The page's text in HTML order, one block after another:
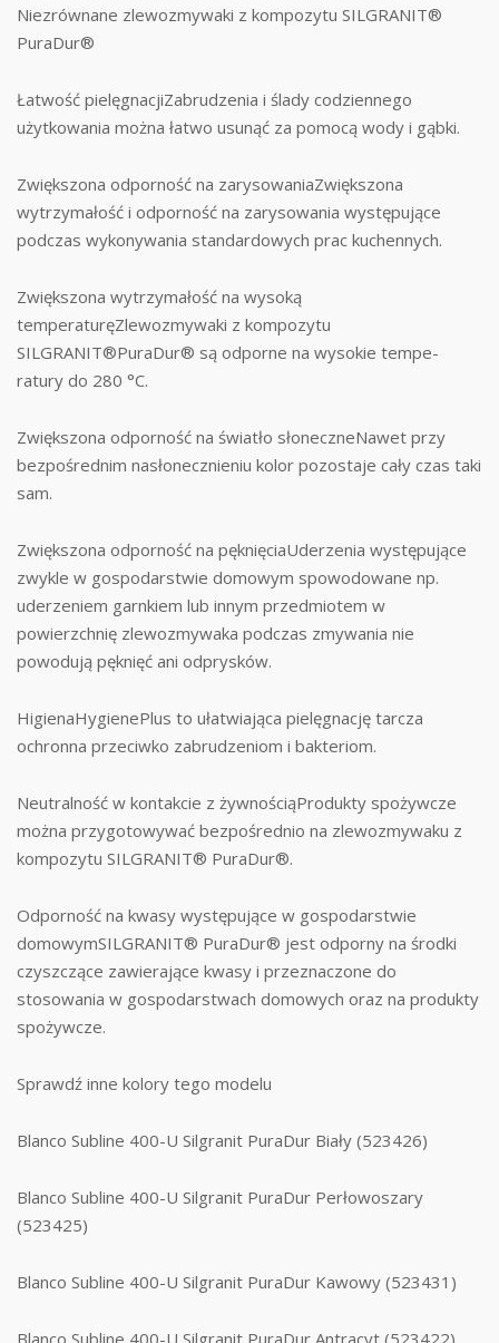
Niezrównane zlewozmywaki z kompozytu SILGRANIT®
PuraDur®
Łatwość pielęgnacjiZabrudzenia i ślady codziennego
użytkowania można łatwo usunąć za pomocą wody i gąbki.
Zwiększona odporność na zarysowaniaZwiększona
wytrzymałość i odporność na zarysowania występujące
podczas wykonywania standardowych prac kuchennych.
Zwiększona wytrzymałość na wysoką
temperaturęZlewozmywaki z kompozytu
SILGRANIT®PuraDur® są odporne na wysokie tempe-
ratury do 280 °C.
Zwiększona odporność na światło słoneczneNawet przy
bezpośrednim nasłonecznieniu kolor pozostaje cały czas taki
sam.
Zwiększona odporność na pęknięciaUderzenia występujące
zwykle w gospodarstwie domowym spowodowane np.
uderzeniem garnkiem lub innym przedmiotem w
powierzchnię zlewozmywaka podczas zmywania nie
powodują pęknięć ani odprysków.
HigienaHygienePlus to ułatwiająca pielęgnację tarcza
ochronna przeciwko zabrudzeniom i bakteriom.
Neutralność w kontakcie z żywnościąProdukty spożywcze
można przygotowywać bezpośrednio na zlewozmywaku z
kompozytu SILGRANIT® PuraDur®.
Odporność na kwasy występujące w gospodarstwie
domowymSILGRANIT® PuraDur® jest odporny na środki
czyszczące zawierające kwasy i przeznaczone do
stosowania w gospodarstwach domowych oraz na produkty
spożywcze.
Sprawdź inne kolory tego modelu
Blanco Subline 400-U Silgranit PuraDur Biały (523426)
Blanco Subline 400-U Silgranit PuraDur Perłowoszary
(523425)
Blanco Subline 400-U Silgranit PuraDur Kawowy (523431)
Blanco Subline 400-U Silgranit PuraDur Antracyt (523422)